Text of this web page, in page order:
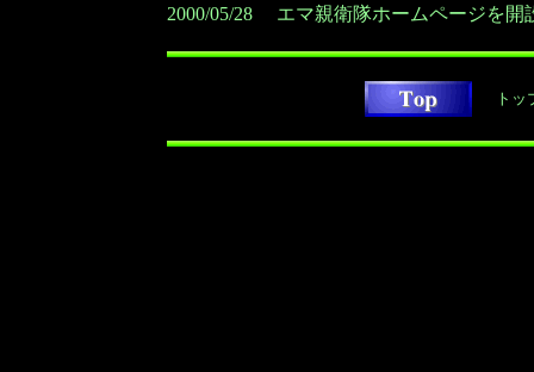
2000/05/28 エマ親衛隊ホームページを開
トッ